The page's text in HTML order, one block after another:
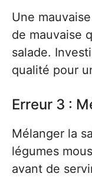
Une
de mauvaise
salade.
qualité pour
Erreur 3 :
Mélanger la
légumes
avant de